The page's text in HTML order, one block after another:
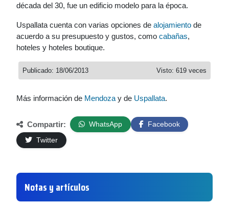
década del 30, fue un edificio modelo para la época.
Uspallata cuenta con varias opciones de alojamiento de
acuerdo a su presupuesto y gustos, como cabañas,
hoteles y hoteles boutique.
Visto: 619 veces
Publicado: 18/06/2013
Más información de Mendoza y de Uspallata.
Compartir: WhatsApp
Facebook
Twitter
Notas y artículos